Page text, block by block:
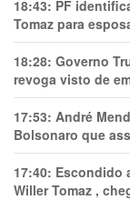
18:43: PF
Tomaz para
18:28: Governo
revoga visto de
17:53: André
Bolsonaro que
17:40: Escondido
Willer Tomaz ,